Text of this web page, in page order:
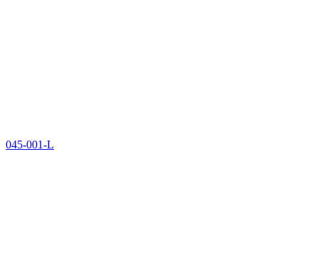
045-001-L